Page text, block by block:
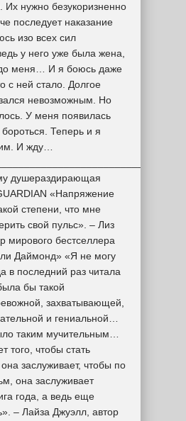
Их нужно безукоризненно
последует наказание
изо всех сил
у него уже была жена,
меня… И я боюсь даже
с ней стало. Долгое
невозможным. Но
У меня появилась
Теперь и я
И жду…
душераздирающая
«Напряжение
степени, что мне
свой пульс». – Лиз
мирового бестселлера
Даймонд» «Я не могу
в последний раз читала
бы такой
захватывающей,
и гениальной…
таким мучительным…
того, чтобы стать
заслуживает, чтобы по
она заслуживает
года, а ведь еще
– Лайза Джуэлл, автор